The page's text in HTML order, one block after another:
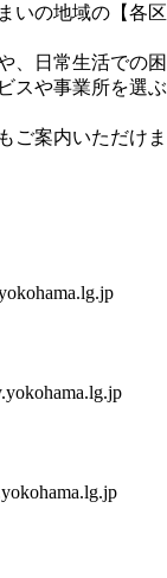
いの地域の【各区
、日常生活での困
スや事業所を選ぶ
ご案内いただけま